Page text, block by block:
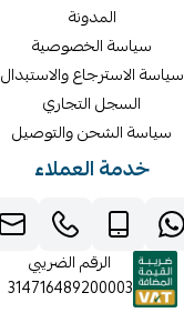
المدونة
سياسة الخصوصية
سياسة الاسترجاع والاستبدال
السجل التجاري
سياسة الشحن والتوصيل
خدمة العملاء
الرقم الضريبي
314716489200003